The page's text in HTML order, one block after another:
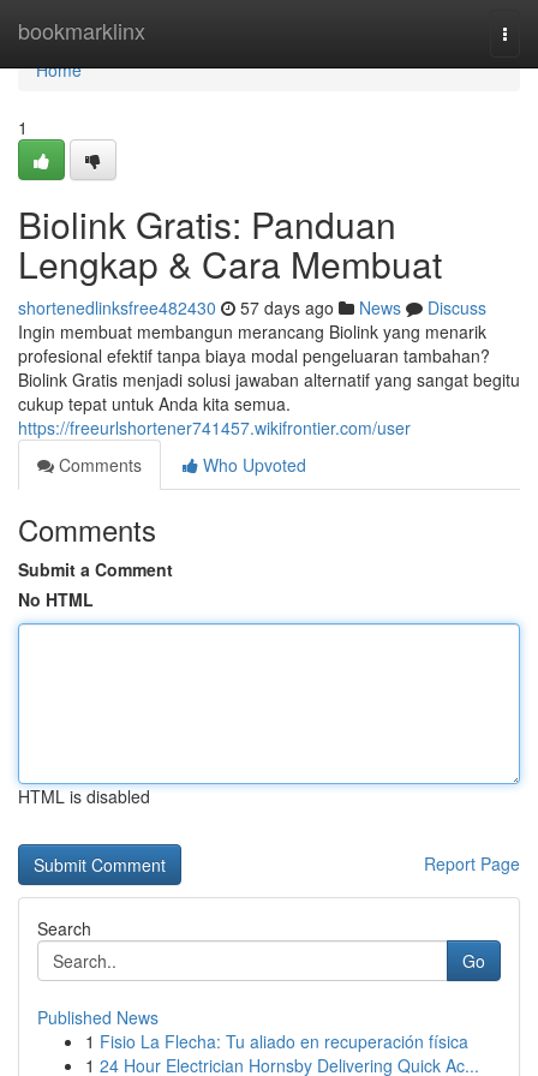
bookmarklinx
Home
Home
1
Biolink Gratis: Panduan
Lengkap & Cara Membuat
shortenedlinksfree482430 57 days ago News
Discuss
Ingin membuat membangun merancang Biolink yang menarik
profesional efektif tanpa biaya modal pengeluaran tambahan?
Biolink Gratis menjadi solusi jawaban alternatif yang sangat begitu
cukup tepat untuk Anda kita semua.
https://freeurlshortener741457.wikifrontier.com/user
Comments
Who Upvoted
Comments
Submit a Comment
No HTML
HTML is disabled
Report Page
Search
Go
Published News
1 Fisio La Flecha: Tu aliado en recuperación física
1 24 Hour Electrician Hornsby Delivering Quick Ac...